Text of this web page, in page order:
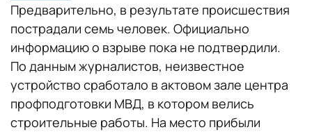
Предварительно, в результате происшествия
пострадали семь человек. Официально
информацию о взрыве пока не подтвердили.
По данным журналистов, неизвестное
устройство сработало в актовом зале центра
профподготовки МВД, в котором велись
строительные работы. На место прибыли